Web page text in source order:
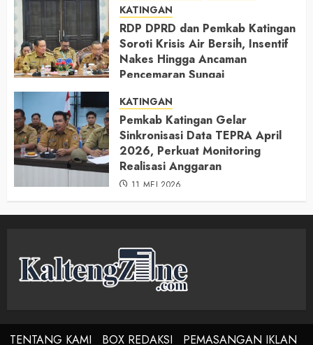
KATINGAN
RDP DPRD dan Pemkab Katingan
Soroti Krisis Air Bersih, Insentif
Nakes Hingga Ancaman
Pencemaran Sungai
KATINGAN
Pemkab Katingan Gelar
Sinkronisasi Data TEPRA April
2026, Perkuat Monitoring
Realisasi Anggaran
11 MEI 2026
TENTANG KAMI BOX REDAKSI PEMASANGAN IKLAN